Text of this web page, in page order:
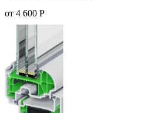
от 4 600 Р